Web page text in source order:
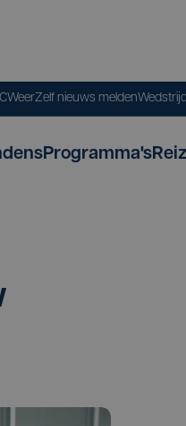
WeerZelf nieuws melden
Programma's